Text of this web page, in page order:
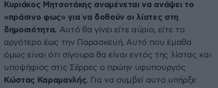
Κυριάκος Μητσοτάκης αναμένεται να ανάψει το
«πράσινο φως» για να δοθούν οι λίστες στη
δημοσιότητα. Αυτό θα γίνει είτε αύριο, είτε το
αργότερο έως την Παρασκευή. Αυτό που έμαθα
όμως είναι ότι σίγουρα θα είναι εντός της λίστας και
υποψήφιος στις Σέρρες ο πρώην υφυπουργός
Κώστας Καραμανλής. Για να συμβεί αυτό υπήρξε